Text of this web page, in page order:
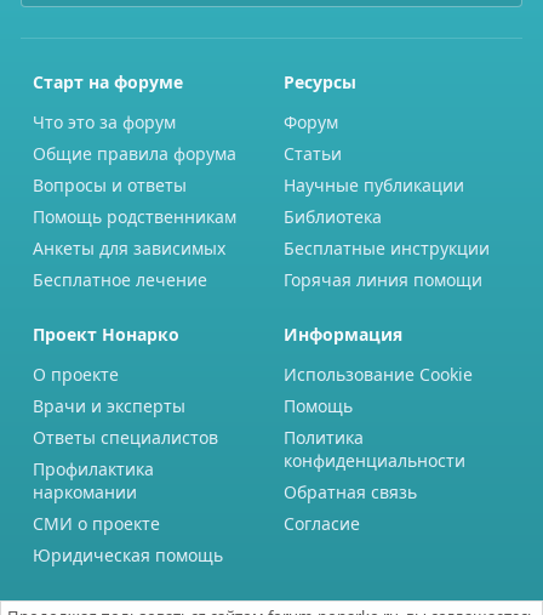
Старт на форуме
Что это за форум
Общие правила форума
Вопросы и ответы
Помощь родственникам
Анкеты для зависимых
Бесплатное лечение
Ресурсы
Форум
Статьи
Научные публикации
Библиотека
Бесплатные инструкции
Горячая линия помощи
Проект Нонарко
О проекте
Врачи и эксперты
Ответы специалистов
Профилактика
наркомании
СМИ о проекте
Юридическая помощь
Информация
Использование Cookie
Помощь
Политика
конфиденциальности
Обратная связь
Согласие